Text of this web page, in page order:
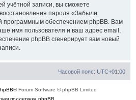
учётной записи, вы сможете
пароля «Забыли
программным обеспечением phpBB. Вам
имя пользователя и ваш адрес email,
phpBB сгенерирует вам новый
Часовой пояс: UTC+01:00
® Forum Software © phpBB Limited
поддержка phpBB